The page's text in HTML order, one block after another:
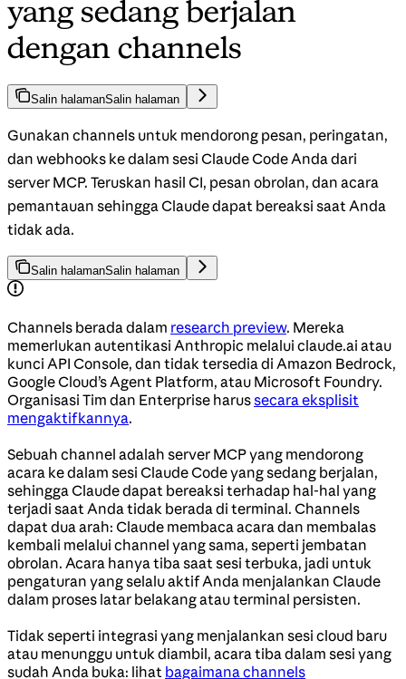
yang sedang berjalan
dengan channels
Salin halamanSalin halaman
Gunakan channels untuk mendorong pesan, peringatan,
dan webhooks ke dalam sesi Claude Code Anda dari
server MCP. Teruskan hasil CI, pesan obrolan, dan acara
pemantauan sehingga Claude dapat bereaksi saat Anda
tidak ada.
Salin halamanSalin halaman
Channels berada dalam research preview. Mereka
memerlukan autentikasi Anthropic melalui claude.ai atau
kunci API Console, dan tidak tersedia di Amazon Bedrock,
Google Cloud’s Agent Platform, atau Microsoft Foundry.
Organisasi Tim dan Enterprise harussecara eksplisit
mengaktifkannya.
Sebuah channel adalah server MCP yang mendorong
acara ke dalam sesi Claude Code yang sedang berjalan,
sehingga Claude dapat bereaksi terhadap hal-hal yang
terjadi saat Anda tidak berada di terminal. Channels
dapat dua arah: Claude membaca acara dan membalas
kembali melalui channel yang sama, seperti jembatan
obrolan. Acara hanya tiba saat sesi terbuka, jadi untuk
pengaturan yang selalu aktif Anda menjalankan Claude
dalam proses latar belakang atau terminal persisten.
Tidak seperti integrasi yang menjalankan sesi cloud baru
atau menunggu untuk diambil, acara tiba dalam sesi yang
sudah Anda buka: lihat bagaimana channels